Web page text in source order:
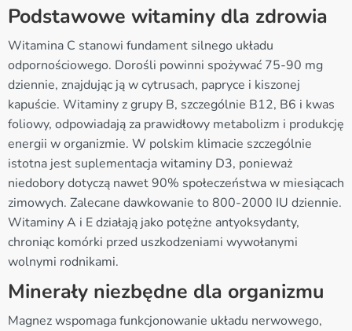
Podstawowe witaminy dla zdrowia
Witamina C stanowi fundament silnego układu
odpornościowego. Dorośli powinni spożywać 75-90 mg
dziennie, znajdując ją w cytrusach, papryce i kiszonej
kapuście. Witaminy z grupy B, szczególnie B12, B6 i kwas
foliowy, odpowiadają za prawidłowy metabolizm i produkcję
energii w organizmie. W polskim klimacie szczególnie
istotna jest suplementacja witaminy D3, ponieważ
niedobory dotyczą nawet 90% społeczeństwa w miesiącach
zimowych. Zalecane dawkowanie to 800-2000 IU dziennie.
Witaminy A i E działają jako potężne antyoksydanty,
chroniąc komórki przed uszkodzeniami wywołanymi
wolnymi rodnikami.
Minerały niezbędne dla organizmu
Magnez wspomaga funkcjonowanie układu nerwowego,